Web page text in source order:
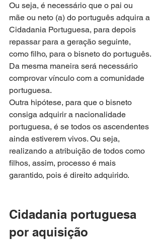
Ou seja, é necessário que o pai ou
mãe ou neto (a) do português adquira a
Cidadania Portuguesa, para depois
repassar para a geração seguinte,
como filho, para o bisneto do português.
Da mesma maneira será necessário
comprovar vínculo com a comunidade
portuguesa.
Outra hipótese, para que o bisneto
consiga adquirir a nacionalidade
portuguesa, é se todos os ascendentes
ainda estiverem vivos. Ou seja,
realizando a atribuição de todos como
filhos, assim, processo é mais
garantido, pois é direito adquirido.
Cidadania portuguesa
por aquisição